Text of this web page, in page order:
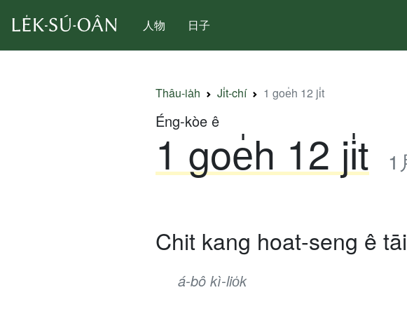
人物 日子
Thâu-ia̍h Ji̍t-chí 1 goe̍h 12 ji̍t
Éng-kòe ê
1 goe̍h 12 ji̍t 1
Chit kang hoat-seng ê
á-bô kì-lio̍k